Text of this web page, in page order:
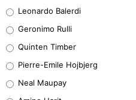
32%
5%
Leonardo Balerdi
Geronimo Rulli
Quinten Timber
Pierre-Emile Hojbjerg
Neal Maupay